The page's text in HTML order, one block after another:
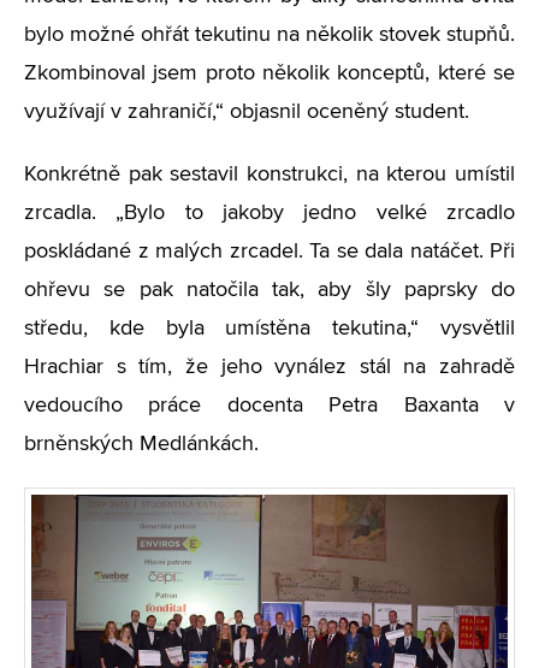
bylo možné ohřát tekutinu na několik stovek stupňů.
Zkombinoval jsem proto několik konceptů, které se
využívají v zahraničí,“ objasnil oceněný student.
Konkrétně pak sestavil konstrukci, na kterou umístil
zrcadla. „Bylo to jakoby jedno velké zrcadlo
poskládané z malých zrcadel. Ta se dala natáčet. Při
ohřevu se pak natočila tak, aby šly paprsky do
středu, kde byla umístěna tekutina,“ vysvětlil
Hrachiar s tím, že jeho vynález stál na zahradě
vedoucího práce docenta Petra Baxanta v
brněnských Medlánkách.